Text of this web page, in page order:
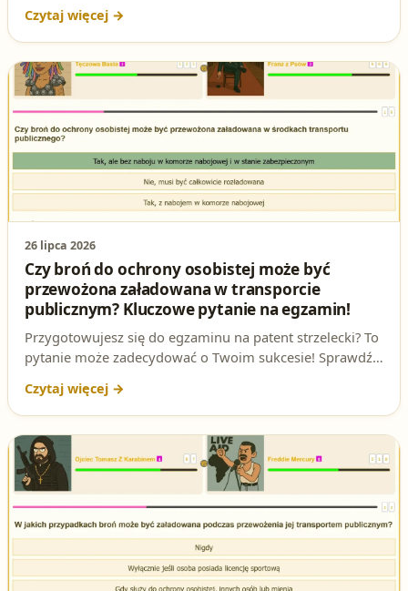
na patent strzelecki. Wyjaśniamy prawidłową odpowiedź,
zasady zabezpieczenia broni i podstawę prawną.
26 lipca 2026
Czy broń do ochrony osobistej może być
przewożona załadowana w transporcie
publicznym? Kluczowe pytanie na egzamin!
Przygotowujesz się do egzaminu na patent strzelecki? To
pytanie może zadecydować o Twoim sukcesie! Sprawdź,
załadowana w środkach transportu publicznego i
dlaczego odpowiedź A jest jedyną poprawną.